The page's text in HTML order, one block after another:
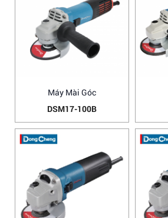
Máy Mài Góc
DSM17-100B